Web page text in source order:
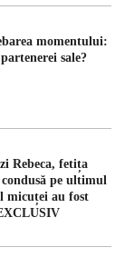
momentului:
sale?
Rebeca, fetița
pe ultimul
micuței au fost